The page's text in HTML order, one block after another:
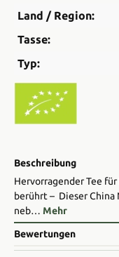
Land / Region:
Tasse:
Typ:
Beschreibung
Hervorragender Tee
berührt – Dieser China
neb… Mehr
Bewertungen